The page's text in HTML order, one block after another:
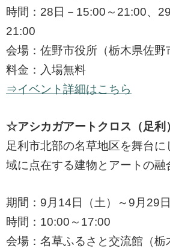
時間：28日－15:00～21:00、
21:00
会場：佐野市役所（栃木県佐野
料金：入場無料
⇒イベント詳細はこちら
☆アシカガアートクロス（足利
足利市北部の名草地区を舞台
域に点在する建物とアートの融
期間：9月14日（土）～9月29日
時間：10:00～17:00
会場：名草ふるさと交流館（栃